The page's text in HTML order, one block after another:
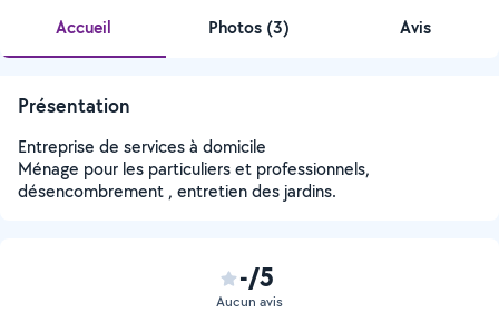
Accueil Photos (3) Avis
Présentation
Entreprise de services à domicile
Ménage pour les particuliers et professionnels,
désencombrement , entretien des jardins.
-/5
Aucun avis